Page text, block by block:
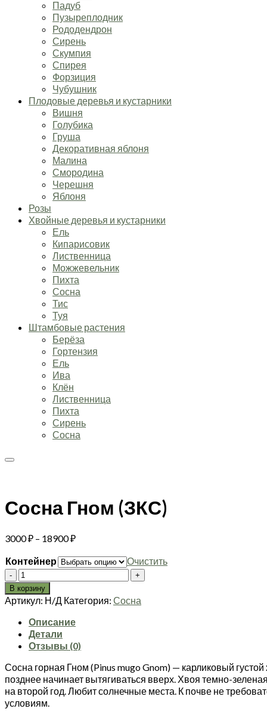
Падуб
Пузыреплодник
Рододендрон
Сирень
Скумпия
Спирея
Форзиция
Чубушник
Плодовые деревья и кустарники
Вишня
Голубика
Груша
Декоративная яблоня
Малина
Смородина
Черешня
Яблоня
Розы
Хвойные деревья и кустарники
Ель
Кипарисовик
Лиственница
Можжевельник
Пихта
Сосна
Тис
Туя
Штамбовые растения
Берёза
Гортензия
Ель
Ива
Клён
Лиственница
Пихта
Сирень
Сосна
Сосна Гном (ЗКС)
3000₽ – 18900₽Диапазон
3000 ₽
Контейнер
Очистить
Количество
товара
Сосна
Гном
(ЗКС)
В корзину
Артикул: Н/Д Категория: Сосна
Описание
Детали
Отзывы (0)
Сосна горная Гном (Pinus mugo Gnom) — карликовый
позднее начинает вытягиваться вверх. Хвоя темно-
на второй год. Любит солнечные места. К почве не
условиям.